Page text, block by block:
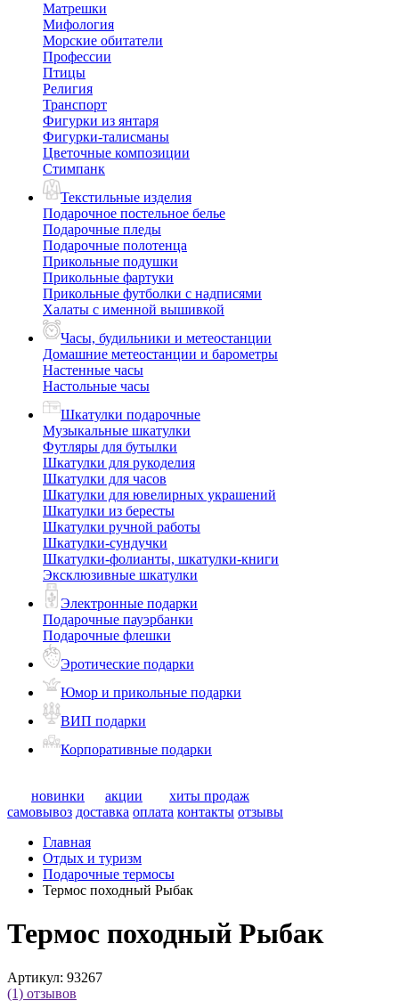
Матрешки
Мифология
Морские обитатели
Профессии
Птицы
Религия
Транспорт
Фигурки из янтаря
Фигурки-талисманы
Цветочные композиции
Стимпанк
Текстильные изделия
Подарочное постельное белье
Подарочные пледы
Подарочные полотенца
Прикольные подушки
Прикольные фартуки
Прикольные футболки с надписями
Халаты с именной вышивкой
Часы, будильники и метеостанции
Домашние метеостанции и барометры
Настенные часы
Настольные часы
Шкатулки подарочные
Музыкальные шкатулки
Футляры для бутылки
Шкатулки для рукоделия
Шкатулки для часов
Шкатулки для ювелирных украшений
Шкатулки из бересты
Шкатулки ручной работы
Шкатулки-сундучки
Шкатулки-фолианты, шкатулки-книги
Эксклюзивные шкатулки
Электронные подарки
Подарочные пауэрбанки
Подарочные флешки
Эротические подарки
Юмор и прикольные подарки
ВИП подарки
Корпоративные подарки
новинки акции
хиты продаж
самовывоз доставка оплата контакты отзывы
Главная
Отдых и туризм
Подарочные термосы
Термос походный Рыбак
Термос походный Рыбак
Артикул: 93267
(1) отзывов